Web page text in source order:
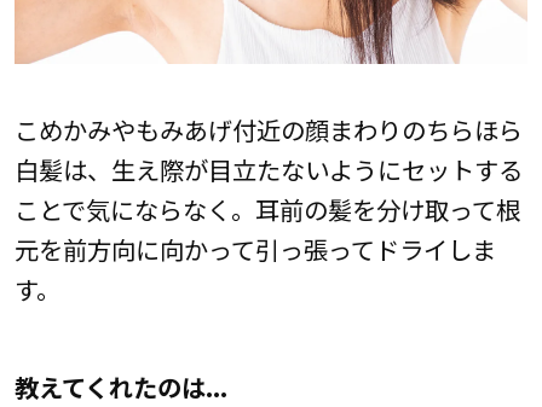
こめかみやもみあげ付近の顔まわりのちらほら
白髪は、生え際が目立たないようにセットする
ことで気にならなく。耳前の髪を分け取って根
元を前方向に向かって引っ張ってドライしま
す。
教えてくれたのは...